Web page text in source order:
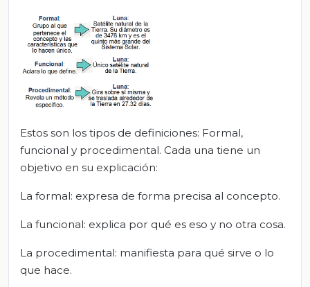
Estos son los tipos de definiciones: Formal,
funcional y procedimental. Cada una tiene un
objetivo en su explicación:
La formal: expresa de forma precisa al concepto.
La funcional: explica por qué es eso y no otra cosa.
La procedimental: manifiesta para qué sirve o lo
que hace.